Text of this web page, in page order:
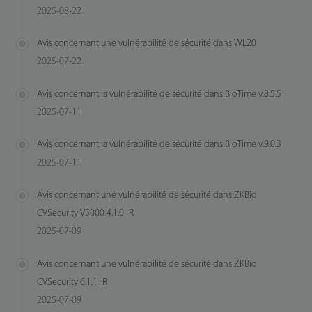
2025-08-22
Avis concernant une vulnérabilité de sécurité dans WL20
2025-07-22
Avis concernant la vulnérabilité de sécurité dans BioTime v.8.5.5
2025-07-11
Avis concernant la vulnérabilité de sécurité dans BioTime v.9.0.3
2025-07-11
Avis concernant une vulnérabilité de sécurité dans ZKBio
CVSecurity V5000 4.1.0_R
2025-07-09
Avis concernant une vulnérabilité de sécurité dans ZKBio
CVSecurity 6.1.1_R
2025-07-09